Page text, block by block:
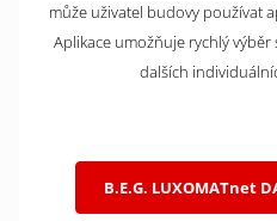
může uživatel budovy používat
Aplikace umožňuje rychlý
dalších
B.E.G. LUXOMATnet